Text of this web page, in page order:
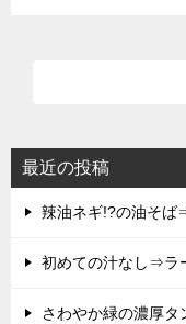
最近の投稿
辣油ネギ!?の油そば
初めての汁なし⇒ラ
さわやか緑の濃厚